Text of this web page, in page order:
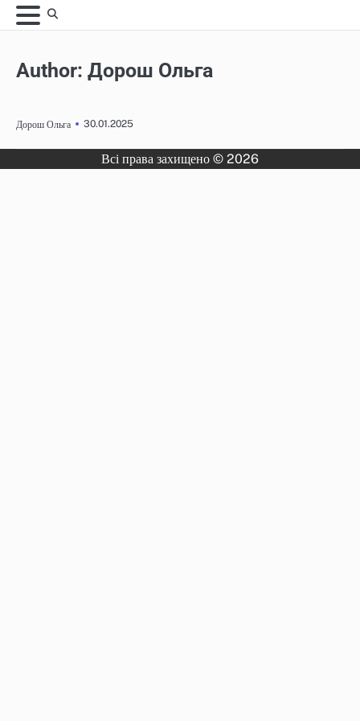
Skip
to
Author: Дорош Ольга
Дорош Ольга 30.01.2025
Всі права захищено © 2026